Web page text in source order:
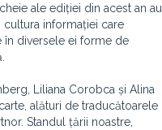
ale ediției din acest an au
cultura informației care
în diversele ei forme de
Liliana Corobca și Alina
alături de traducătoarele
Standul țării noastre,